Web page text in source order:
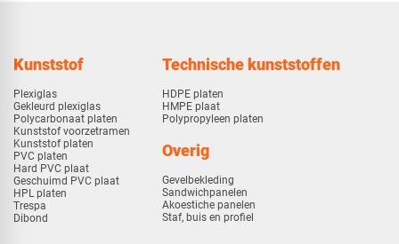
Kunststof
Plexiglas
Gekleurd plexiglas
Polycarbonaat platen
Kunststof voorzetramen
Kunststof platen
PVC platen
Hard PVC plaat
Geschuimd PVC plaat
HPL platen
Trespa
Dibond
Technische kunststoffen
HDPE platen
HMPE plaat
Polypropyleen platen
Overig
Gevelbekleding
Sandwichpanelen
Akoestiche panelen
Staf, buis en profiel